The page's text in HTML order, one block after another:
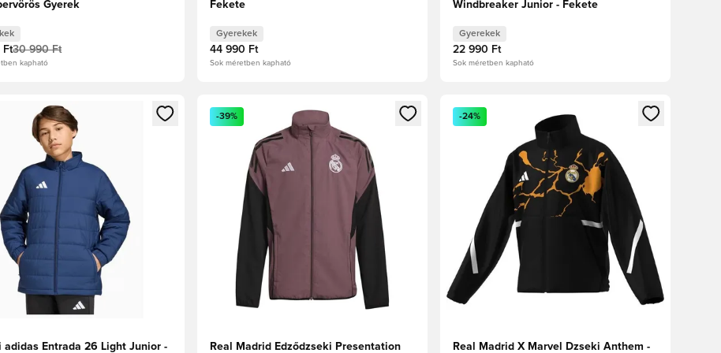
Gyerek
Ft30 990 Ft
kapható
Fekete
Gyerekek
44 990 Ft
Sok méretben kapható
Windbreaker Junior - Fekete
Gyerekek
22 990 Ft
Sok méretben kapható
való regisztrációhoz
egy modált a bejelentkezéshez vagy a tagként való regisztrációhoz
adidas Entrada 26 Light Junior -
Megnyit egy modált a bejelentkezéshez vagy a tagként való regisztrációhoz
-39%
Real Madrid Edződzseki Presentation
Megnyit egy modált a bejelentkezéshez vagy a
-24%
Real Madrid X Marvel Dzseki Anthem -